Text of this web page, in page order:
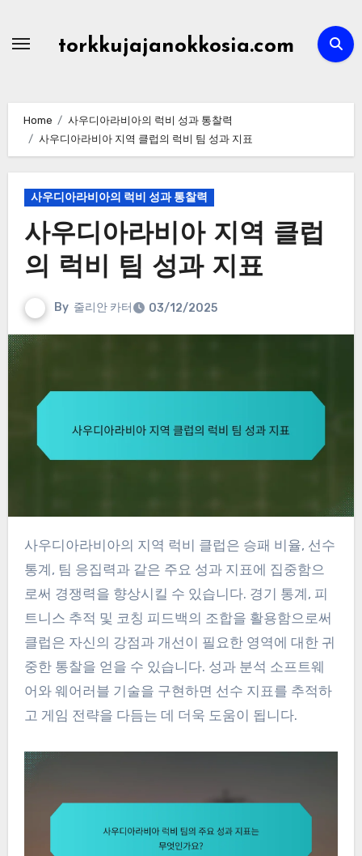
torkkujajanokkosia.com
Home
사우디아라비아의 럭비 성과 통찰력
사우디아라비아 지역 클럽의 럭비 팀 성과 지표
사우디아라비아의 럭비 성과 통찰력
사우디아라비아 지역 클럽
의 럭비 팀 성과 지표
By 줄리안 카터 03/12/2025
사우디아라비아의 지역 럭비 클럽은 승패 비율, 선수
통계, 팀 응집력과 같은 주요 성과 지표에 집중함으
로써 경쟁력을 향상시킬 수 있습니다. 경기 통계, 피
트니스 추적 및 코칭 피드백의 조합을 활용함으로써
클럽은 자신의 강점과 개선이 필요한 영역에 대한 귀
중한 통찰을 얻을 수 있습니다. 성과 분석 소프트웨
어와 웨어러블 기술을 구현하면 선수 지표를 추적하
고 게임 전략을 다듬는 데 더욱 도움이 됩니다.